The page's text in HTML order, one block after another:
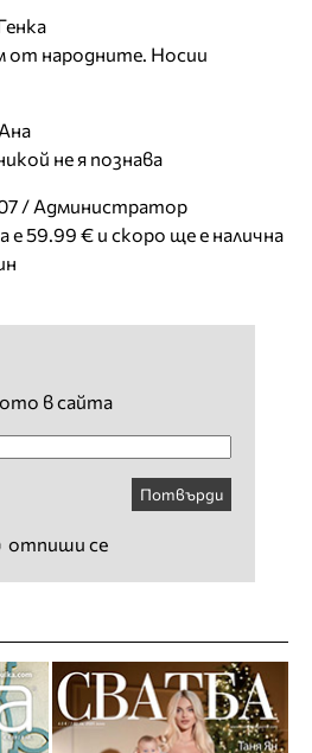
от народните. Носии
не я познава
/ Администратор
59.99 € и скоро ще е налична
в сайта
Потвърди
отпиши се